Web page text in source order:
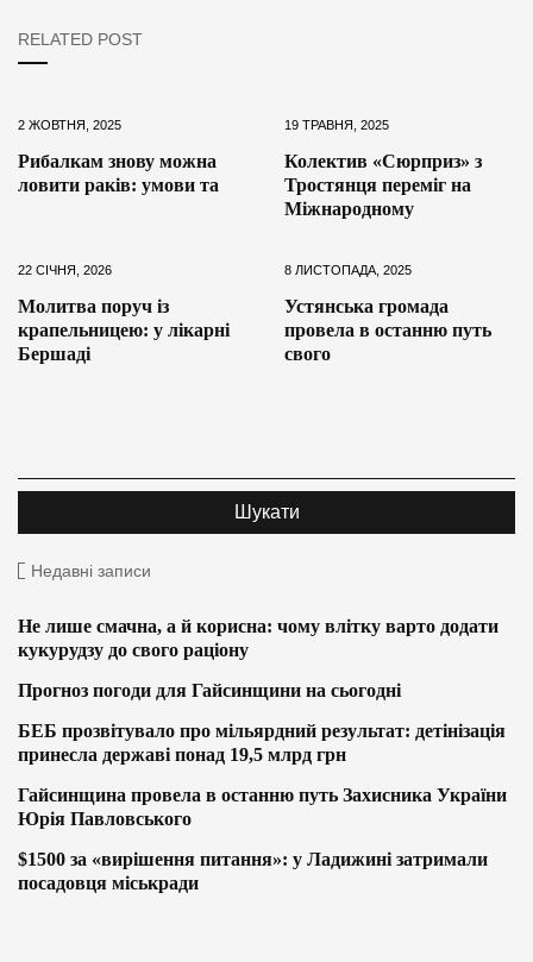
RELATED POST
2 ЖОВТНЯ, 2025
Рибалкам знову можна
ловити раків: умови та
19 ТРАВНЯ, 2025
Колектив «Сюрприз» з
Тростянця переміг на
Міжнародному
22 СІЧНЯ, 2026
Молитва поруч із
крапельницею: у лікарні
Бершаді
8 ЛИСТОПАДА, 2025
Устянська громада
провела в останню путь
свого
Недавні записи
Не лише смачна, а й корисна: чому влітку варто додати
кукурудзу до свого раціону
Прогноз погоди для Гайсинщини на сьогодні
БЕБ прозвітувало про мільярдний результат: детінізація
принесла державі понад 19,5 млрд грн
Гайсинщина провела в останню путь Захисника України
Юрія Павловського
$1500 за «вирішення питання»: у Ладижині затримали
посадовця міськради